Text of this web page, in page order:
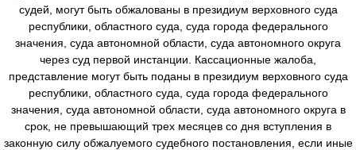
судей, могут быть обжалованы в президиум верховного суда
республики, областного суда, суда города федерального
значения, суда автономной области, суда автономного округа
через суд первой инстанции. Кассационные жалоба,
представление могут быть поданы в президиум верховного суда
республики, областного суда, суда города федерального
значения, суда автономной области, суда автономного округа в
срок, не превышающий трех месяцев со дня вступления в
законную силу обжалуемого судебного постановления, если иные